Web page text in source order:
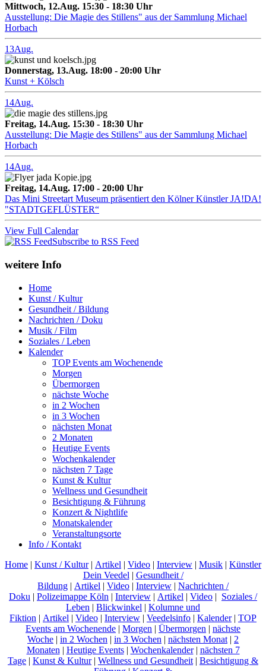
Mittwoch, 12.Aug. 15:30 - 18:30 Uhr
Ausstellung: Die Magie des Stillens" aus der Sammlung Michael
Horbach
13Aug.
Donnerstag, 13.Aug. 18:00 - 20:00 Uhr
Kunst + Kölsch
14Aug.
Freitag, 14.Aug. 15:30 - 18:30 Uhr
Ausstellung: Die Magie des Stillens" aus der Sammlung Michael
Horbach
14Aug.
Freitag, 14.Aug. 17:00 - 20:00 Uhr
Das Mini Streetart Museum präsentiert den Kölner Künstler JA!DA!
"STADTGEFLÜSTER“
View Full Calendar
Subscribe to RSS Feed
weitere Info
Home
Kunst / Kultur
Gesundheit / Bildung
Nachrichten / Doku
Musik / Film
Soziales / Leben
Kalender
TOP Events am Wochenende
Morgen
Übermorgen
nächste Woche
in 2 Wochen
in 3 Wochen
nächsten Monat
2 Monaten
Heutige Events
Wochenkalender
nächsten 7 Tage
Kunst & Kultur
Wellness und Gesundheit
Besichtigung & Führung
Konzert & Nightlife
Monatskalender
Veranstaltungsorte
Info / Kontakt
Home | Kunst / Kultur| Artikel | Video | Interview | Musik | Künstler
Dein Veedel | Gesundheit /
Bildung | Artikel | Video | Interview | Nachrichten /
Doku | Polizeimappe Köln | Interview | Artikel | Video | Soziales /
Leben | Blickwinkel | Kolumne und
Fiktion | Artikel | Video | Interview | Veedelsinfo | Kalender| TOP
Events am Wochenende | Morgen | Übermorgen | nächste
Woche | in 2 Wochen | in 3 Wochen | nächsten Monat | 2
Monaten | Heutige Events| Wochenkalender| nächsten 7
Tage | Kunst & Kultur| Wellness und Gesundheit | Besichtigung &